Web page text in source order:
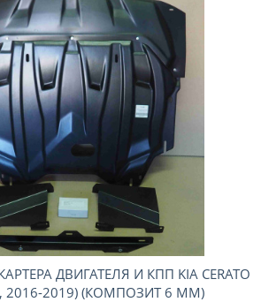
ДВИГАТЕЛЯ И КПП KIA CERATO
2016-2019) (КОМПОЗИТ 6 ММ)